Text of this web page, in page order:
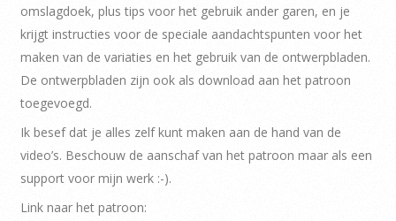
omslagdoek, plus tips voor het gebruik ander garen, en je
krijgt instructies voor de speciale aandachtspunten voor het
maken van de variaties en het gebruik van de ontwerpbladen.
De ontwerpbladen zijn ook als download aan het patroon
toegevoegd.
Ik besef dat je alles zelf kunt maken aan de hand van de
video’s. Beschouw de aanschaf van het patroon maar als een
support voor mijn werk :-).
Link naar het patroon: